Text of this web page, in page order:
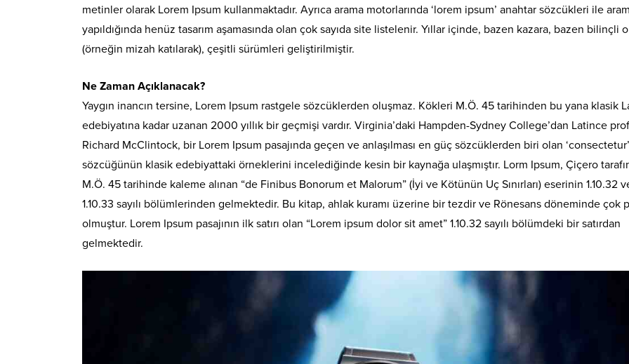
metinler olarak Lorem Ipsum kullanmaktadır. Ayrıca arama motorlarında ‘lorem ipsum’ anahtar sözcükleri ile
yapıldığında henüz tasarım aşamasında olan çok sayıda site listelenir. Yıllar içinde, bazen kazara, bazen bilinçli
(örneğin mizah katılarak), çeşitli sürümleri geliştirilmiştir.
Ne Zaman Açıklanacak?
Yaygın inancın tersine, Lorem Ipsum rastgele sözcüklerden oluşmaz. Kökleri M.Ö. 45 tarihinden bu yana klasik
edebiyatına kadar uzanan 2000 yıllık bir geçmişi vardır. Virginia’daki Hampden-Sydney College’dan Latince
Richard McClintock, bir Lorem Ipsum pasajında geçen ve anlaşılması en güç sözcüklerden biri olan ‘consectetur’
sözcüğünün klasik edebiyattaki örneklerini incelediğinde kesin bir kaynağa ulaşmıştır. Lorm Ipsum, Çiçero
M.Ö. 45 tarihinde kaleme alınan “de Finibus Bonorum et Malorum” (İyi ve Kötünün Uç Sınırları) eserinin 1.10.32
1.10.33 sayılı bölümlerinden gelmektedir. Bu kitap, ahlak kuramı üzerine bir tezdir ve Rönesans döneminde çok
olmuştur. Lorem Ipsum pasajının ilk satırı olan “Lorem ipsum dolor sit amet” 1.10.32 sayılı bölümdeki bir satırdan
gelmektedir.